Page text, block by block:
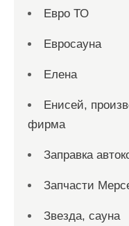
Евро ТО
Евросауна
Елена
Енисей,
фирма
Заправка
Запчасти
Звезда, сауна